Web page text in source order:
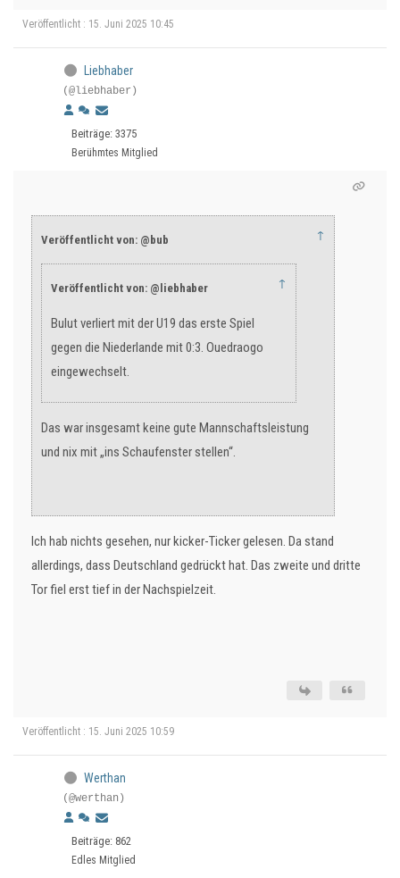
Veröffentlicht : 15. Juni 2025 10:45
Liebhaber
(@liebhaber)
Beiträge: 3375
Berühmtes Mitglied
Veröffentlicht von: @bub ↑
Veröffentlicht von: @liebhaber ↑
Bulut verliert mit der U19 das erste Spiel
gegen die Niederlande mit 0:3. Ouedraogo
eingewechselt.
Das war insgesamt keine gute Mannschaftsleistung
und nix mit „ins Schaufenster stellen“.
Ich hab nichts gesehen, nur kicker-Ticker gelesen. Da stand
allerdings, dass Deutschland gedrückt hat. Das zweite und dritte
Tor fiel erst tief in der Nachspielzeit.
Veröffentlicht : 15. Juni 2025 10:59
Werthan
(@werthan)
Beiträge: 862
Edles Mitglied